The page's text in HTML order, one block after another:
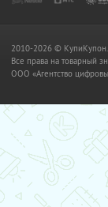
2010-2026 ©
Все права на товарный
OOO «Агентство